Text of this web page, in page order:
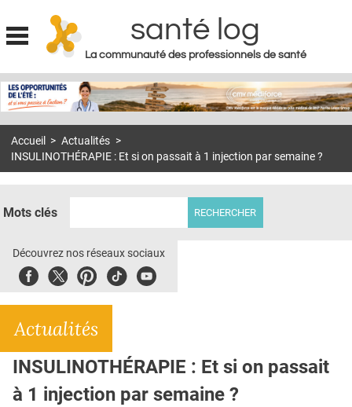
Jump to navigation
santé log
La communauté des professionnels de santé
MON COMPTE
S'ABONNER À LA REVUE SOIN À DOMICILE
DOSSIERS
E-REVUE SAD
L'APP
QUI SOMMES-NOUS ?
PUBLICITÉ
Accueil > Actualités >
INSULINOTHÉRAPIE : Et si on passait à 1 injection par semaine ?
Mots clés
Découvrez nos réseaux sociaux
FacebookTwitterPinterest
TiktokYoubute
Actualités
INSULINOTHÉRAPIE : Et si on passait
à 1 injection par semaine ?